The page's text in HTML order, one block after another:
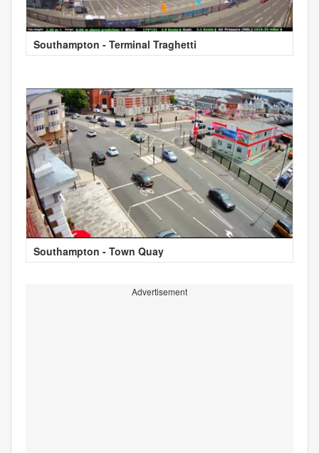
Southampton - Terminal Traghetti
Southampton - Town Quay
Advertisement